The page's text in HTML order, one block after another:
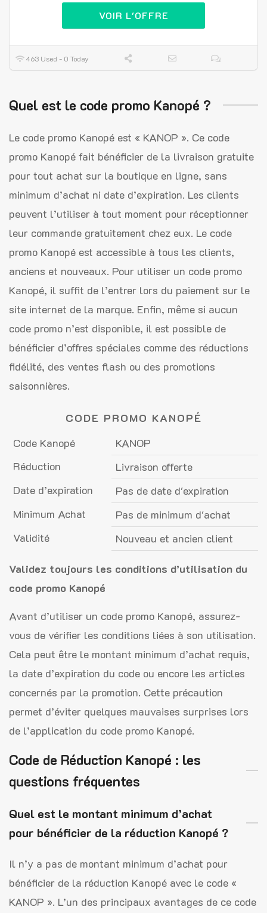
VOIR L'OFFRE
463 Used - 0 Today
Quel est le code promo Kanopé ?
Le code promo Kanopé est « KANOP ». Ce code
promo Kanopé fait bénéficier de la livraison gratuite
pour tout achat sur la boutique en ligne, sans
minimum d’achat ni date d’expiration. Les clients
peuvent l’utiliser à tout moment pour réceptionner
leur commande gratuitement chez eux. Le code
promo Kanopé est accessible à tous les clients,
anciens et nouveaux. Pour utiliser un code promo
Kanopé, il suffit de l’entrer lors du paiement sur le
site internet de la marque. Enfin, même si aucun
code promo n’est disponible, il est possible de
bénéficier d’offres spéciales comme des réductions
fidélité, des ventes flash ou des promotions
saisonnières.
CODE PROMO KANOPÉ
Code Kanopé
KANOP
Réduction
Livraison offerte
Date d’expiration
Pas de date d'expiration
Minimum Achat
Pas de minimum d'achat
Validité
Nouveau et ancien client
Validez toujours les conditions d’utilisation du
code promo Kanopé
Avant d’utiliser un code promo Kanopé, assurez-
vous de vérifier les conditions liées à son utilisation.
Cela peut être le montant minimum d’achat requis,
la date d’expiration du code ou encore les articles
concernés par la promotion. Cette précaution
permet d’éviter quelques mauvaises surprises lors
de l’application du code promo Kanopé.
Code de Réduction Kanopé : les
questions fréquentes
Quel est le montant minimum d’achat
pour bénéficier de la réduction Kanopé ?
Il n’y a pas de montant minimum d’achat pour
bénéficier de la réduction Kanopé avec le code «
KANOP ». L’un des principaux avantages de ce code